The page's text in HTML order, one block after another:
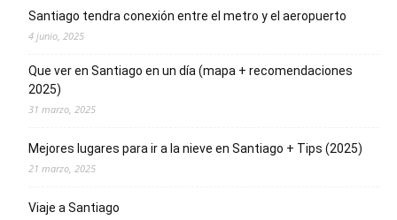
Santiago tendra conexión entre el metro y el aeropuerto
4 junio, 2025
Que ver en Santiago en un día (mapa + recomendaciones
2025)
31 marzo, 2025
Mejores lugares para ir a la nieve en Santiago + Tips (2025)
21 marzo, 2025
Viaje a Santiago